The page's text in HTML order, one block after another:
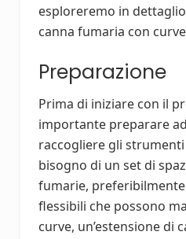
esploreremo in
canna fumaria con
Preparazione
Prima di iniziare con il
importante preparare
raccogliere gli strumenti
bisogno di un set di
fumarie,
flessibili che possono
curve, un’estensione di